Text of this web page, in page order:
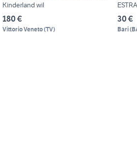
Kinderland wil
180 €
Vittorio Veneto(TV)
30 €
Bari(